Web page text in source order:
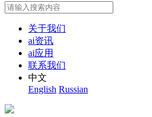
关于我们
ai资讯
ai应用
联系我们
中文
English Russian